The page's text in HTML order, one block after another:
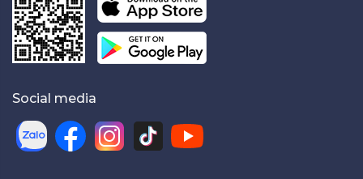
Social media